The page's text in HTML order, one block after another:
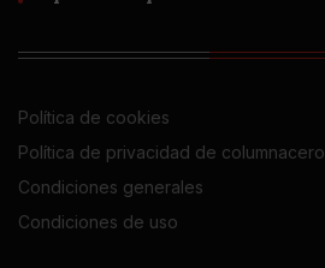
Política de cookies
Política de privacidad de columnacero
Condiciones generales
Condiciones de uso